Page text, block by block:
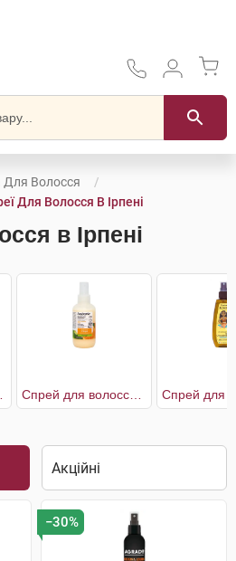
Для Волосся
Для Волосся В Ірпені
в Ірпені
−30%